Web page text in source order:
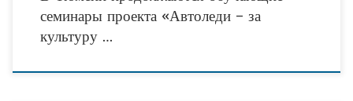
семинары проекта «Автоледи – за
культуру …